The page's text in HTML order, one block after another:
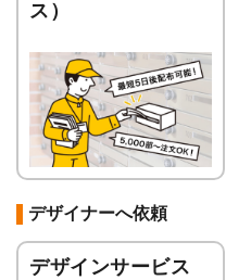
ス）
デザイナーへ依頼
デザインサービス